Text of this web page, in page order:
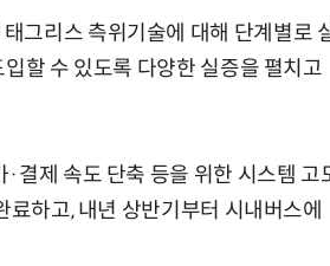
그리스 측위기술에 대해 단계별로
할 수 있도록 다양한 실증을 펼치고
결제 속도 단축 등을 위한 시스템 고
하고, 내년 상반기부터 시내버스에